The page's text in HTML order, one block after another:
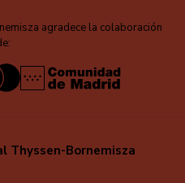
agradece la colaboración
Thyssen-Bornemisza